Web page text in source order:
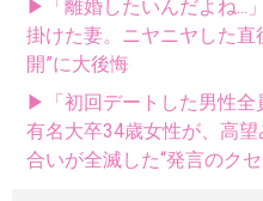
▶「離婚したいんだよね...
掛けた妻。ニヤニヤした直
開”に大後悔
▶「初回デートした男性全
有名大卒34歳女性が、高
合いが全滅した“発言のクセ